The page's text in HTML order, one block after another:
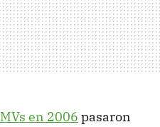
en 2006 pasaron